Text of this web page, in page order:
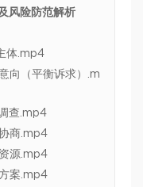
风险防范解析
体.mp4
向（平衡诉求）.m
查.mp4
商.mp4
源.mp4
案.mp4